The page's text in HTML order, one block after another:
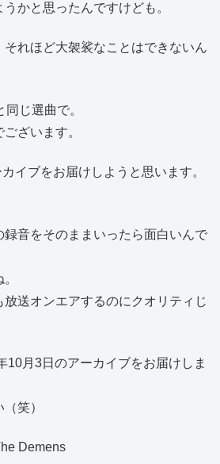
かと思ったんですけども。
れほど大袈裟なことはできないん
じ選曲で。
ざいます。
イブをお届けしようと思います。
音をそのままいったら面白いんで
送オンエアするのにクオリティじ
10月3日のアーカイブをお届けしま
笑）
Demens